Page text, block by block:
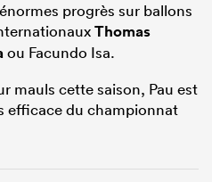
progrès sur ballons
Thomas
ou Facundo Isa.
mauls cette saison, Pau est
efficace du championnat